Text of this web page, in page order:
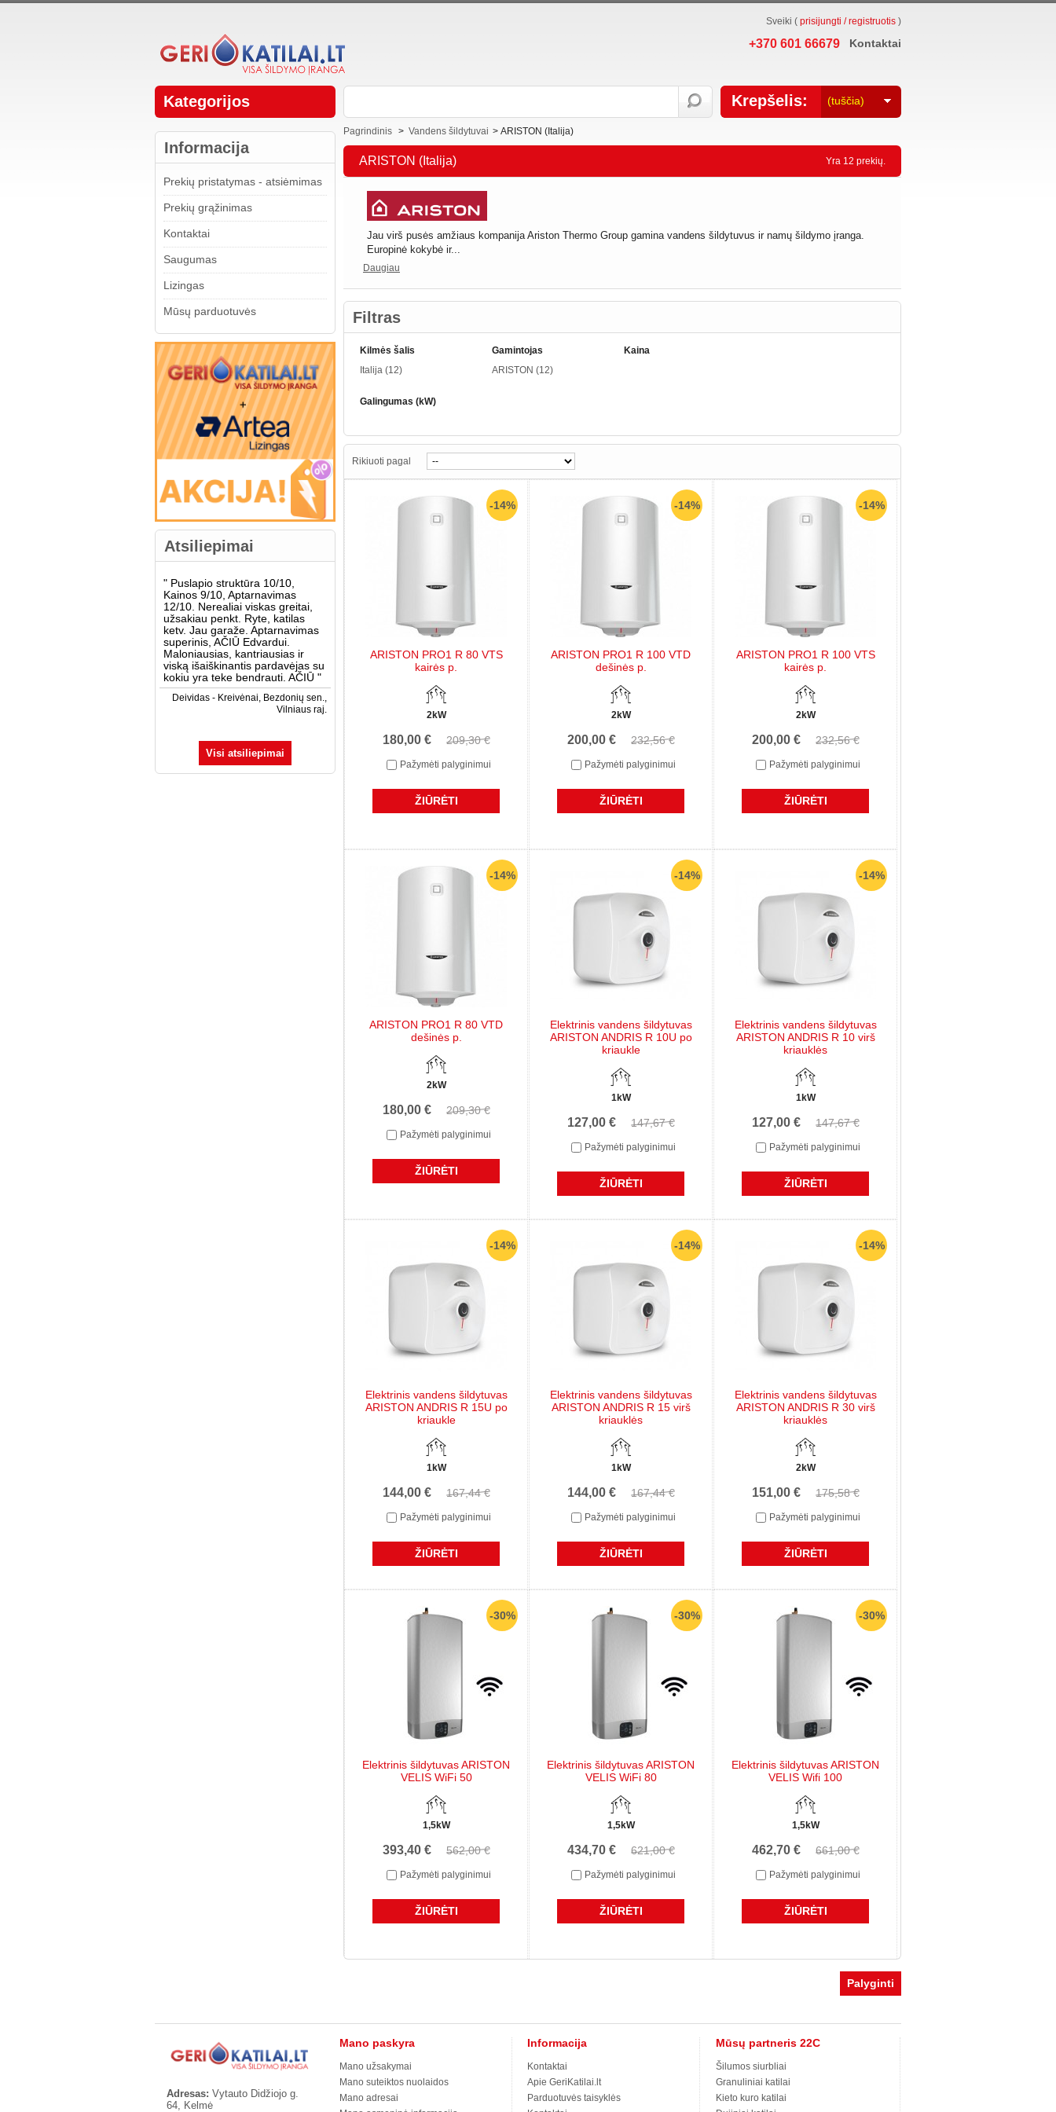
+370 601 66679 Kontaktai
Sveiki ( prisijungti / registruotis )
Krepšelis: (tuščia)
Kategorijos
Informacija
Prekių pristatymas - atsiėmimas
Prekių grąžinimas
Kontaktai
Saugumas
Lizingas
Mūsų parduotuvės
Atsiliepimai
" Puslapio struktūra 10/10,
Kainos 9/10, Aptarnavimas
12/10. Nerealiai viskas greitai,
užsakiau penkt. Ryte, katilas
ketv. Jau garaže. Aptarnavimas
superinis, AČIŪ Edvardui.
Maloniausias, kantriausias ir
viską išaiškinantis pardavėjas su
kokiu yra teke bendrauti. AČIŪ "
Deividas - Kreivėnai, Bezdonių sen.,
Vilniaus raj.
Visi atsiliepimai
Pagrindinis > Vandens šildytuvai > ARISTON (Italija)
ARISTON (Italija) Yra 12 prekių.
Jau virš pusės amžiaus kompanija Ariston Thermo Group gamina vandens šildytuvus ir namų šildymo įranga.
Europinė kokybė ir...
Daugiau
Filtras
Kilmės šalis
Italija (12)
Gamintojas
ARISTON (12)
Kaina
Galingumas (kW)
Rikiuoti pagal
-14%
ARISTON PRO1 R 80 VTS
kairės p.
2kW
180,00 € 209,30 €
Pažymėti palyginimui
ŽIŪRĖTI
-14%
ARISTON PRO1 R 100 VTD
dešinės p.
2kW
200,00 € 232,56 €
Pažymėti palyginimui
ŽIŪRĖTI
-14%
ARISTON PRO1 R 100 VTS
kairės p.
2kW
200,00 € 232,56 €
Pažymėti palyginimui
ŽIŪRĖTI
-14%
ARISTON PRO1 R 80 VTD
dešinės p.
2kW
180,00 € 209,30 €
Pažymėti palyginimui
ŽIŪRĖTI
-14%
Elektrinis vandens šildytuvas
ARISTON ANDRIS R 10U po
kriaukle
1kW
127,00 € 147,67 €
Pažymėti palyginimui
ŽIŪRĖTI
-14%
Elektrinis vandens šildytuvas
ARISTON ANDRIS R 10 virš
kriauklės
1kW
127,00 € 147,67 €
Pažymėti palyginimui
ŽIŪRĖTI
-14%
Elektrinis vandens šildytuvas
ARISTON ANDRIS R 15U po
kriaukle
1kW
144,00 € 167,44 €
Pažymėti palyginimui
ŽIŪRĖTI
-14%
Elektrinis vandens šildytuvas
ARISTON ANDRIS R 15 virš
kriauklės
1kW
144,00 € 167,44 €
Pažymėti palyginimui
ŽIŪRĖTI
-14%
Elektrinis vandens šildytuvas
ARISTON ANDRIS R 30 virš
kriauklės
2kW
151,00 € 175,58 €
Pažymėti palyginimui
ŽIŪRĖTI
-30%
Elektrinis šildytuvas ARISTON
VELIS WiFi 50
1,5kW
393,40 € 562,00 €
Pažymėti palyginimui
ŽIŪRĖTI
-30%
Elektrinis šildytuvas ARISTON
VELIS WiFi 80
1,5kW
434,70 € 621,00 €
Pažymėti palyginimui
ŽIŪRĖTI
-30%
Elektrinis šildytuvas ARISTON
VELIS Wifi 100
1,5kW
462,70 € 661,00 €
Pažymėti palyginimui
ŽIŪRĖTI
Adresas: Vytauto Didžiojo g.
64, Kelmė
Mano paskyra
Mano užsakymai
Mano suteiktos nuolaidos
Mano adresai
Informacija
Kontaktai
Apie GeriKatilai.lt
Parduotuvės taisyklės
Mūsų partneris 22C
Šilumos siurbliai
Granuliniai katilai
Kieto kuro katilai